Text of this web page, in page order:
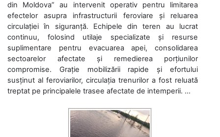
din Moldova” au intervenit operativ pentru limitarea
efectelor asupra infrastructurii feroviare și reluarea
circulației în siguranță. Echipele din teren au lucrat
continuu, folosind utilaje specializate și resurse
suplimentare pentru evacuarea apei, consolidarea
sectoarelor afectate și remedierea porțiunilor
compromise. Grație mobilizării rapide și efortului
susținut al feroviarilor, circulația trenurilor a fost reluată
treptat pe principalele trasee afectate de intemperii. ...